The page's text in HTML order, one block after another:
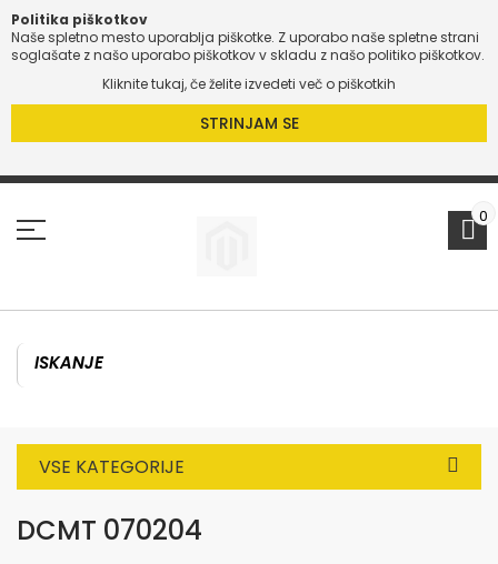
Politika piškotkov
Naše spletno mesto uporablja piškotke. Z uporabo naše spletne strani
soglašate z našo uporabo piškotkov v skladu z našo politiko piškotkov.
Kliknite tukaj, če želite izvedeti več o piškotkih
STRINJAM SE
Preskoči
0
VSE KATEGORIJE
DCMT 070204